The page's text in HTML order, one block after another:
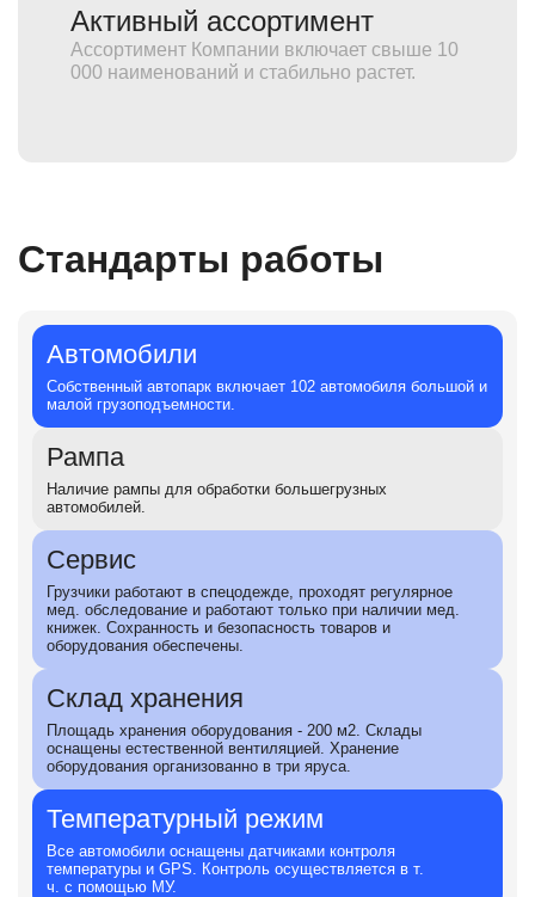
Активный ассортимент
Ассортимент Компании включает свыше 10
000 наименований и стабильно растет.
Стандарты работы
Автомобили
Собственный автопарк включает 102 автомобиля большой и
малой грузоподъемности.
Рампа
Наличие рампы для обработки большегрузных
автомобилей.
Сервис
Грузчики работают в спецодежде, проходят регулярное
мед. обследование и работают только при наличии мед.
книжек. Сохранность и безопасность товаров и
оборудования обеспечены.
Склад хранения
Площадь хранения оборудования - 200 м2. Склады
оснащены естественной вентиляцией. Хранение
оборудования организованно в три яруса.
Температурный режим
Все автомобили оснащены датчиками контроля
температуры и GPS. Контроль осуществляется в т.
ч. с помощью МУ.